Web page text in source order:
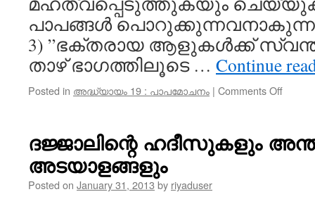
പാപങ്ങൾ
3) ”ഭക്തരായ ആളുകൾക്ക്
താഴ് ഭാഗത്തിലൂടെ … Continue
Posted in അദ്ധ്യായം 19 : പാപമോചനം | Comments Offon
ദജ്ജാലിന്റെ ഹദീസുകളും
അടയാളങ്ങളും
Posted on January 31, 2013 by riyaduser